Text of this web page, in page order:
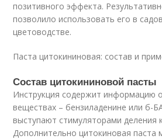
позитивного эффекта.
позволило использовать его в
цветоводстве.
Паста цитокининовая: состав и
Состав цитокининовой пасты
Инструкция содержит информацию
веществах – бензиладенине или б-
выступают стимуляторами деления
Дополнительно цитокиновая